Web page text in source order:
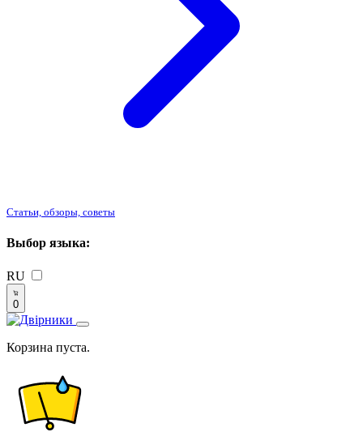
Статьи, обзоры, советы
Выбор языка:
RU
0
Корзина пуста.